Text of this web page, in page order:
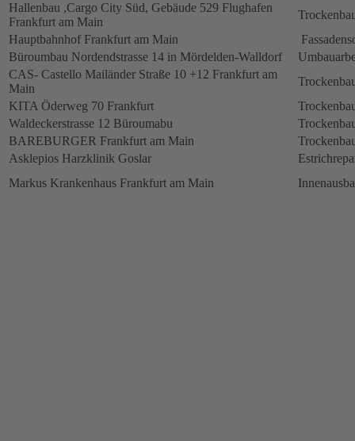
Hallenbau ,Cargo City Süd, Gebäude 529 Flughafen
Frankfurt am Main
Hauptbahnhof Frankfurt am Main
Büroumbau Nordendstrasse 14 in Mördelden-Walldorf
CAS- Castello Mailänder Straße 10 +12 Frankfurt am
Main
KITA Öderweg 70 Frankfurt
Waldeckerstrasse 12 Büroumabu
BAREBURGER Frankfurt am Main
Asklepios Harzklinik Goslar
Markus Krankenhaus Frankfurt am Main